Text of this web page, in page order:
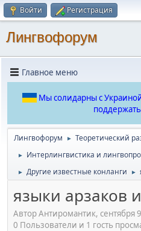
Войти Регистрация
Лингвофорум
Главное меню
Мы солидарны с
Лингвофорум ► Теоретический
► Интерлингвистика и
► Другие известные конланги ►
языки арзаков
Автор Антиромантик, сентября
0 Пользователи и 1 гость